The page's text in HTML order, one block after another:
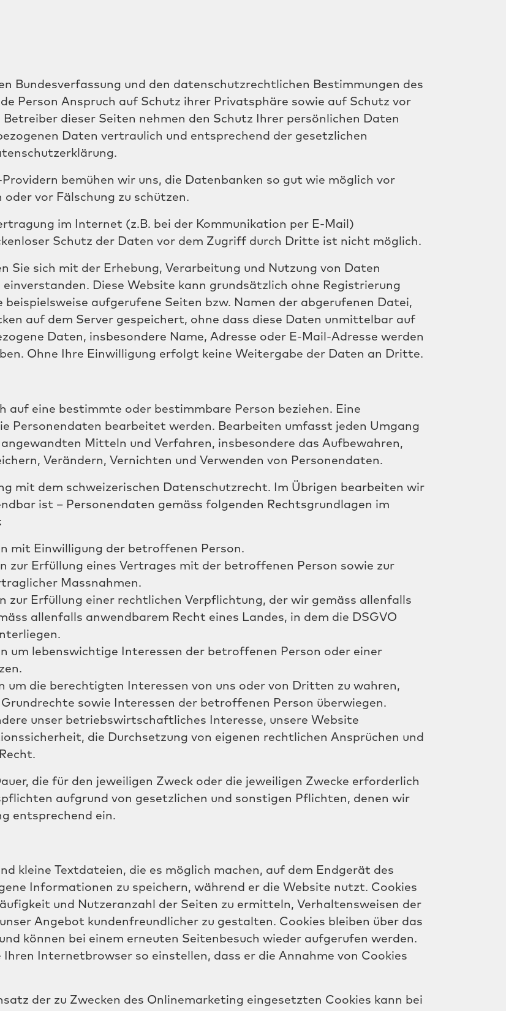
Bundesverfassung und den datenschutzrechtlichen Bestimmungen des
Person Anspruch auf Schutz ihrer Privatsphäre sowie auf Schutz vor
dieser Seiten nehmen den Schutz Ihrer persönlichen Daten
Daten vertraulich und entsprechend der gesetzlichen
bemühen wir uns, die Datenbanken so gut wie möglich vor
vor Fälschung zu schützen.
im Internet (z.B. bei der Kommunikation per E-Mail)
Schutz der Daten vor dem Zugriff durch Dritte ist nicht möglich.
Sie sich mit der Erhebung, Verarbeitung und Nutzung von Daten
Diese Website kann grundsätzlich ohne Registrierung
aufgerufene Seiten bzw. Namen der abgerufenen Datei,
auf dem Server gespeichert, ohne dass diese Daten unmittelbar auf
Daten, insbesondere Name, Adresse oder E-Mail-Adresse werden
Ohne Ihre Einwilligung erfolgt keine Weitergabe der Daten an Dritte.
auf eine bestimmte oder bestimmbare Person beziehen. Eine
Personendaten bearbeitet werden. Bearbeiten umfasst jeden Umgang
Mitteln und Verfahren, insbesondere das Aufbewahren,
Verändern, Vernichten und Verwenden von Personendaten.
mit dem schweizerischen Datenschutzrecht. Im Übrigen bearbeiten wir
ist – Personendaten gemäss folgenden Rechtsgrundlagen im
mit Einwilligung der betroffenen Person.
zur Erfüllung eines Vertrages mit der betroffenen Person sowie zur
Massnahmen.
zur Erfüllung einer rechtlichen Verpflichtung, der wir gemäss allenfalls
allenfalls anwendbarem Recht eines Landes, in dem die DSGVO
um lebenswichtige Interessen der betroffenen Person oder einer
um die berechtigten Interessen von uns oder von Dritten zu wahren,
sowie Interessen der betroffenen Person überwiegen.
unser betriebswirtschaftliches Interesse, unsere Website
die Durchsetzung von eigenen rechtlichen Ansprüchen und
die für den jeweiligen Zweck oder die jeweiligen Zwecke erforderlich
aufgrund von gesetzlichen und sonstigen Pflichten, denen wir
entsprechend ein.
kleine Textdateien, die es möglich machen, auf dem Endgerät des
Informationen zu speichern, während er die Website nutzt. Cookies
und Nutzeranzahl der Seiten zu ermitteln, Verhaltensweisen der
Angebot kundenfreundlicher zu gestalten. Cookies bleiben über das
können bei einem erneuten Seitenbesuch wieder aufgerufen werden.
Internetbrowser so einstellen, dass er die Annahme von Cookies
der zu Zwecken des Onlinemarketing eingesetzten Cookies kann bei